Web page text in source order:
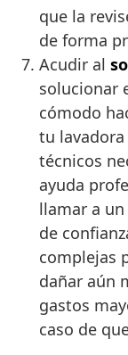
que la
de forma
Acudir al
solucionar
cómodo
tu
técnicos
ayuda
llamar a
de
complejas
dañar aún
gastos
caso de